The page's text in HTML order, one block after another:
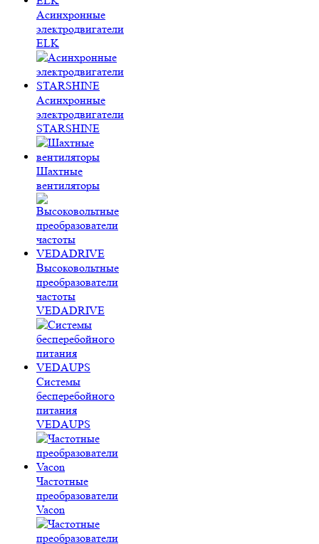
Асинхронные
электродвигатели
ELK
Асинхронные
электродвигатели
STARSHINE
Шахтные
вентиляторы
Высоковольтные
преобразователи
частоты
VEDADRIVE
Системы
бесперебойного
питания
VEDAUPS
Частотные
преобразователи
Vacon